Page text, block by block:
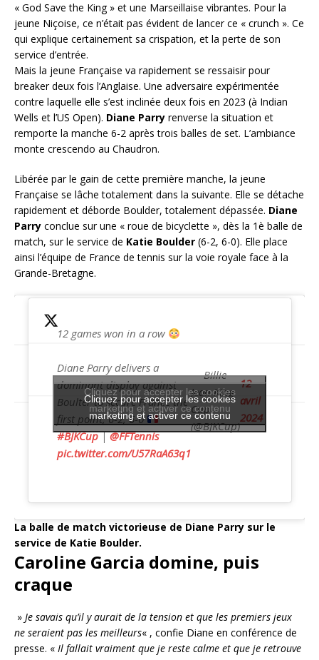
« God Save the King » et une Marseillaise vibrantes. Pour la
jeune Niçoise, ce n’était pas évident de lancer ce « crunch ». Ce
qui explique certainement sa crispation, et la perte de son
service d’entrée.
Mais la jeune Française va rapidement se ressaisir pour
breaker deux fois l’Anglaise. Une adversaire expérimentée
contre laquelle elle s’est inclinée deux fois en 2023 (à Indian
Wells et l’US Open). Diane Parry renverse la situation et
remporte la manche 6-2 après trois balles de set. L’ambiance
monte crescendo au Chaudron.
Libérée par le gain de cette première manche, la jeune
Française se lâche totalement dans la suivante. Elle se détache
rapidement et déborde Boulder, totalement dépassée. Diane
Parry conclue sur une « roue de bicyclette », dès la 1è balle de
match, sur le service de Katie Boulder (6-2, 6-0). Elle place
ainsi l’équipe de France de tennis sur la voie royale face à la
Grande-Bretagne.
12 games won in a row
Diane Parry delivers a
dominant display against
Boulter to secure France the
first point, 6-2, 6-0
#BJKCup|@FFTennis
pic.twitter.com/U57RaA63q1
— Billie
Jean King
Cup
(@BJKCup)
12
avril
2024
Cliquez pour accepter les cookies
marketing et activer ce contenu
Cliquez pour accepter les cookies
marketing et activer ce contenu
La balle de match victorieuse de Diane Parry sur le
service de Katie Boulder.
Caroline Garcia domine, puis
craque
» Je savais qu’il y aurait de la tension et que les premiers jeux
ne seraient pas les meilleurs« , confie Diane en conférence de
presse. « Il fallait vraiment que je reste calme et que je retrouve